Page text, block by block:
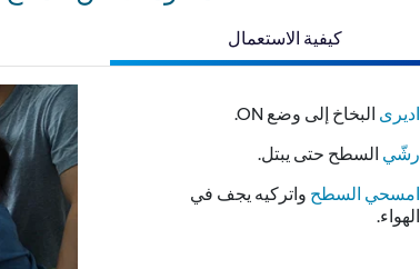
كيفية الاستعمال
اديرى البخاخ إلى وضع NO.
رشّي السطح حتى يبتل.
امسحي السطح واتركيه يجف في
الهواء.